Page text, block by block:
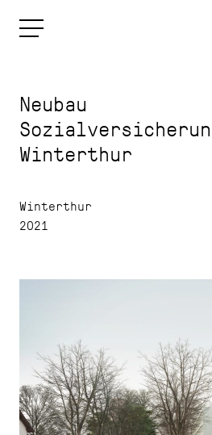
Neubau
Winterthur
Winterthur
2021